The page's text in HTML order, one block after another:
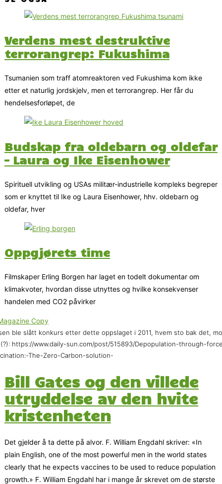
Verdens mest destruktive
terrorangrep: Fukushima
Tsumanien som traff atomreaktoren ved Fukushima kom ikke
etter et naturlig jordskjelv, men et terrorangrep. Her får du
hendelsesforløpet, de
Budskap fra oldebarn og oldefar
– Laura og Ike Eisenhower
Spirituell utvikling og USAs militær-industrielle kompleks begreper
som er knyttet til Ike og Laura Eisenhower, hhv. oldebarn og
oldefar, hver
Oppgjørets time
Filmskaper Erling Borgen har laget en todelt dokumentar om
klimakvoter, hvordan disse utnyttes og hvilke konsekvenser
handelen med CO2 påvirker
ble slått konkurs etter dette oppslaget i 2011, hvem sto bak det,
https://www.daily-sun.com/post/515893/Depopulation-through-
The-Zero-Carbon-solution-
Bill Gates og den villede
utryddelse av den hvite
kristenheten
Det gjelder å ta dette på alvor. F. William Engdahl skriver: «In
plain English, one of the most powerful men in the world states
clearly that he expects vaccines to be used to reduce population
growth.» F. William Engdahl har i mange år skrevet om de største